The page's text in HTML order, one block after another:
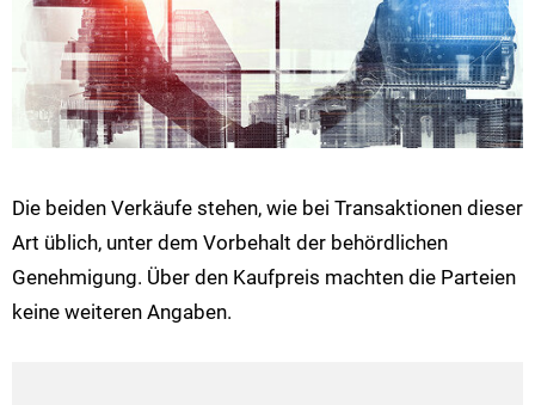
Die beiden Verkäufe stehen, wie bei Transaktionen dieser
Art üblich, unter dem Vorbehalt der behördlichen
Genehmigung. Über den Kaufpreis machten die Parteien
keine weiteren Angaben.